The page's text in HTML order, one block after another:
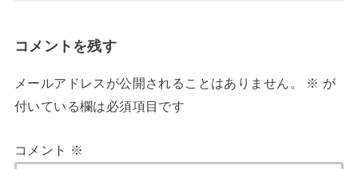
コメントを残す
メールアドレスが公開されることはありません。 ※ が
付いている欄は必須項目です
コメント ※